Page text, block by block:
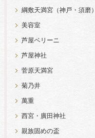
綱敷天満宮（神戸・須磨）
美容室
芦屋ベリーニ
芦屋神社
菅原天満宮
菊乃井
萬重
西宮・廣田神社
親族固めの盃